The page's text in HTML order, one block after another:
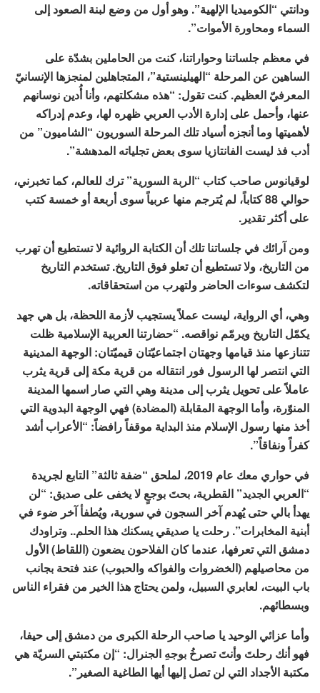
ودانتي “الكوميديا الإلهية”. وهو أول من وضع لبنة الصعود إلى
السماء ومحاورة الأموات”.
في معظم جلساتنا وحواراتنا، كنت من الحاملين بشدّة على
الساهين عن المرحلة “الهيلينستية”، المتجاهلين لمنجزها الإنسانيّ
المعرفيّ العظيم. كنت تقول: “هذه مشكلتهم، وأنا أُدين نوسانهم
عنها، وأحمل على إدارة الأدب العربي ظهره لها، وعدم إدراكه
لأهميتها وما أنجزه أسياد تلك المرحلة السوريون “الشاميون” من
أدب فذ ليست الفانتازيا سوى بعض تجلياته المدهشة”.
لوقيانوس صاحب كتاب “الربة السورية” ترك للعالم، كما تخبرني،
حوالي 88 كتاباً، لم يُترجم منها عربياً سوى أربعة أو خمسة كتب
على أكثر تقدير.
ومن آرائك في جلساتنا تلك أن الكتابة الروائية لا تستطيع أن تهرب
من التاريخ، ولا تستطيع أن تعلو فوق التاريخ. تستخدم التاريخ
لتكشف سوءات الحاضر ولتهرب من استحقاقاته.
وهي، أي الرواية، ليست عملاً يستجيب لأزمة اللحظة، بل هي جهد
يكمّل التاريخ ويرمّم نواقصه. “حضارتنا العربية الإسلامية ظلت
تتنازعها منذ قيامها وجهتان اجتماعيّتان قيميّتان: الوجهة المدينية
التي انتصر لها الرسول فور انتقاله من قرية مكة إلى قرية يثرب
عاملاً على تحويل يثرب إلى مدينة وهي التي صار اسمها المدينة
المنوّرة، وأما الوجهة المقابلة (المضادة) فهي الوجهة البدوية التي
أخذ منها رسول الإسلام منذ البداية موقفاً رافضاً: “الأعراب أشد
كفراً ونفاقاً”.
في حواري معك عام 2019، لملحق “ضفة ثالثة” التابع لجريدة
“العربي الجديد” القطرية، بحتَ بوجعٍ لا يخفى على صديق: “لن
يهدأ بالي حتى يُهدم آخر السجون في سورية، ويُطفأ آخر ضوء في
أبنية المخابرات”. رحلت يا صديقي يسكنك هذا الحلم.. وتراودك
دمشق التي تعرفها، عندما كان الفلاحون يضعون (اللقاط) الأول
من محاصيلهم (الخضروات والفواكه والحبوب) عند فتحة بجانب
باب البيت، لعابري السبيل، ولمن يحتاج هذا الخير من فقراء الناس
وبسطائهم.
وأما عزائي الوحيد يا صاحب الرحلة الكبرى من دمشق إلى حيفا،
فهو أنك رحلتَ وأنتَ تصرخُ بوجهِ الجنرال: “إن مكتبتي السريّة هي
مكتبة الأجداد التي لن تصل إليها أيها الطاغية الصغير”.